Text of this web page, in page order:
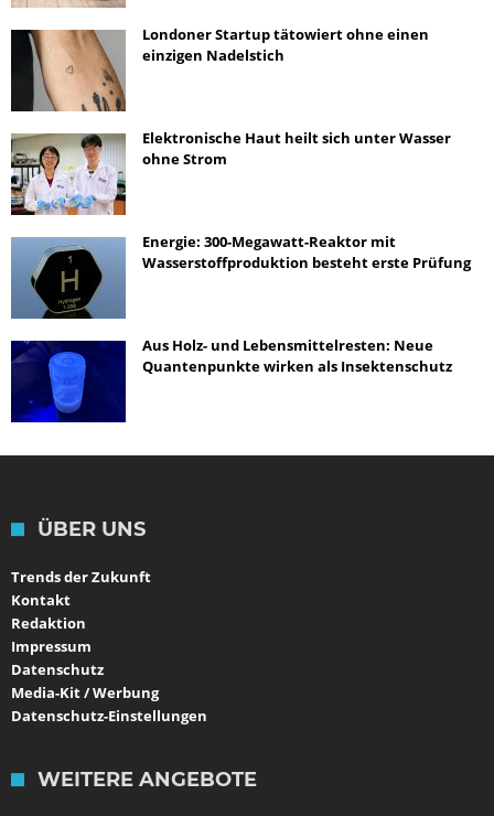
Londoner Startup tätowiert ohne einen
einzigen Nadelstich
Elektronische Haut heilt sich unter Wasser
ohne Strom
Energie: 300-Megawatt-Reaktor mit
Wasserstoffproduktion besteht erste Prüfung
Aus Holz- und Lebensmittelresten: Neue
Quantenpunkte wirken als Insektenschutz
ÜBER UNS
Trends der Zukunft
Kontakt
Redaktion
Impressum
Datenschutz
Media-Kit / Werbung
Datenschutz-Einstellungen
WEITERE ANGEBOTE